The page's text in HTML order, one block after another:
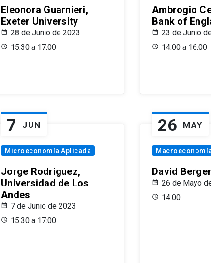
Eleonora Guarnieri,
Exeter University
28 de Junio de 2023
15:30 a 17:00
Ambrogio
Bank of
23 de Junio
14:00 a 16:00
7 JUN
Microeconomía Aplicada
Jorge Rodriguez,
Universidad de Los
Andes
7 de Junio de 2023
15:30 a 17:00
26 MAY
David
26 de Mayo
14:00